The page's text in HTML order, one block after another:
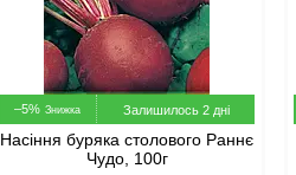
–5% Залишилось 2 дні
Насіння буряка столового Раннє
Чудо, 100г